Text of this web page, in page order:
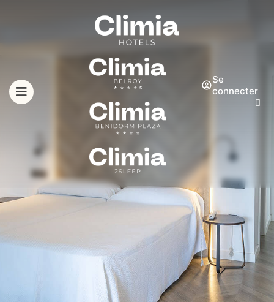
Se
connecter